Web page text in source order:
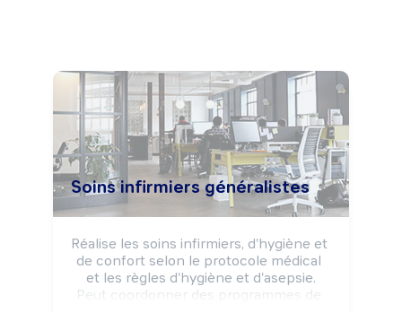
Soins infirmiers généralistes
Réalise les soins infirmiers, d'hygiène et
de confort selon le protocole médical
et les règles d'hygiène et d'asepsie.
Peut coordonner des programmes de